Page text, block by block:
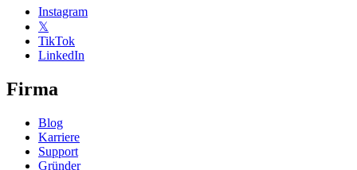
Instagram
𝕏
TikTok
LinkedIn
Firma
Blog
Karriere
Support
Gründer